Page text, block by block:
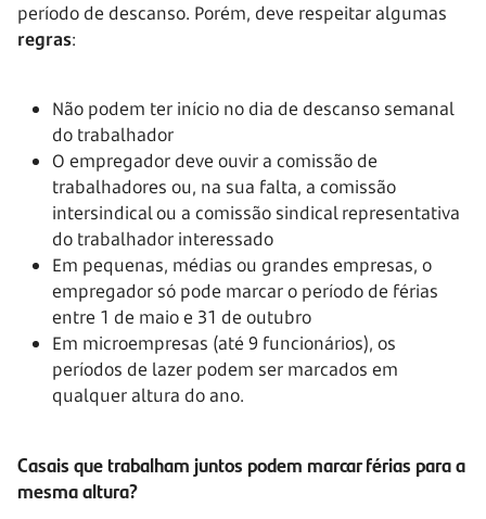
período de descanso. Porém, deve respeitar algumas
regras:
Não podem ter início no dia de descanso semanal
do trabalhador
O empregador deve ouvir a comissão de
trabalhadores ou, na sua falta, a comissão
intersindical ou a comissão sindical representativa
do trabalhador interessado
Em pequenas, médias ou grandes empresas, o
empregador só pode marcar o período de férias
entre 1 de maio e 31 de outubro
Em microempresas (até 9 funcionários), os
períodos de lazer podem ser marcados em
qualquer altura do ano.
Casais que trabalham juntos podem marcar férias para a
mesma altura?